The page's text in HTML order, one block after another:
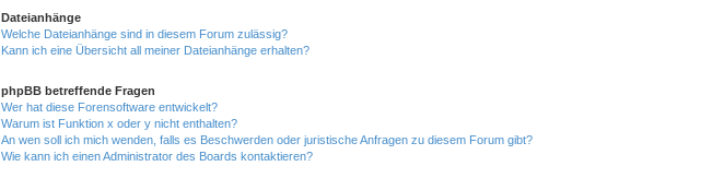
Dateianhänge
Welche Dateianhänge sind in diesem Forum zulässig?
Kann ich eine Übersicht all meiner Dateianhänge erhalten?
phpBB betreffende Fragen
Wer hat diese Forensoftware entwickelt?
Warum ist Funktion x oder y nicht enthalten?
An wen soll ich mich wenden, falls es Beschwerden oder juristische Anfragen zu diesem Forum gibt?
Wie kann ich einen Administrator des Boards kontaktieren?